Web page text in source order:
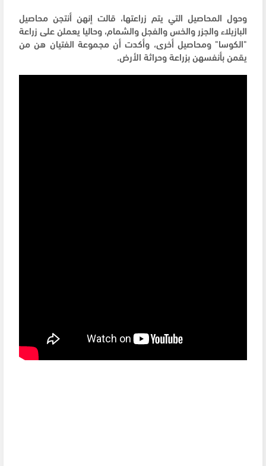
وحول المحاصيل التي يتم زراعتها، قالت إنهن أنتجن محاصيل
البازيلاء والجزر والخس والفجل والشمام، وحاليا يعملن على زراعة
"الكوسا" ومحاصيل أخرى، وأكدت أن مجموعة الفتيان هن من
يقمن بأنفسهن بزراعة وحراثة الأرض.